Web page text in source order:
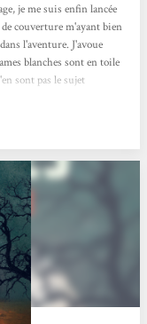
je me suis enfin lancée
couverture m'ayant bien
l'aventure. J'avoue
blanches sont en toile
sont pas le sujet
années plus tard, ou non.